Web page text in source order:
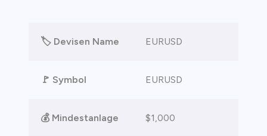
🏷️ Devisen Name EURUSD
🚩 Symbol EURUSD
💰 Mindestanlage $1,000